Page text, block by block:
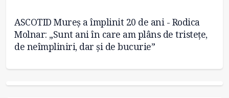
ASCOTID Mureș a împlinit 20 de ani - Rodica
Molnar: „Sunt ani în care am plâns de tristețe,
de neîmpliniri, dar și de bucurie”